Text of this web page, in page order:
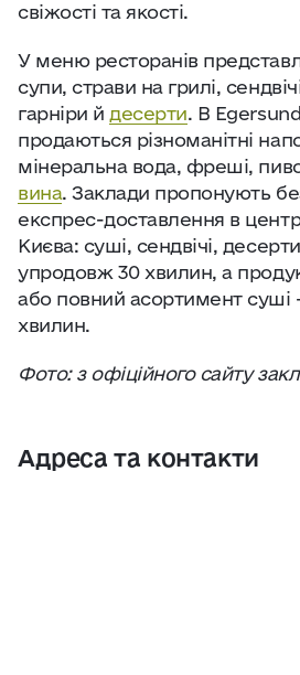
свіжості та якості.
У меню ресторанів
супи, страви на грилі,
гарніри йдесерти. В
продаються різноманітні
мінеральна вода, фреші, пиво,
вина. Заклади пропонують
експрес-доставлення в
Києва: суші, сендвічі,
упродовж 30 хвилин, а
або повний асортимент суші
хвилин.
Фото: з офіційного сайту
Адреса та контакти